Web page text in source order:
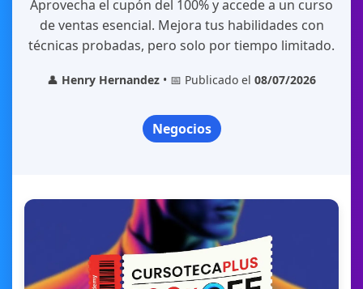
Aprovecha el cupón del 100% y accede a un curso
de ventas esencial. Mejora tus habilidades con
técnicas probadas, pero solo por tiempo limitado.
👤 Henry Hernandez • 📅 Publicado el 08/07/2026
Negocios